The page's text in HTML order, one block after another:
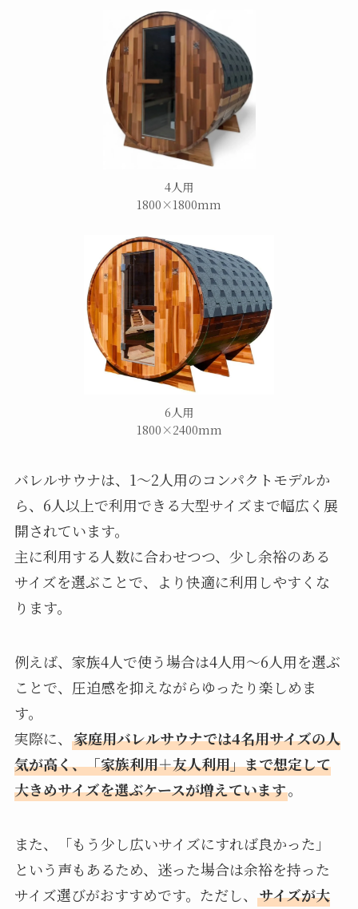
4人用
1800×1800mm
6人用
1800×2400mm
バレルサウナは、1〜2人用のコンパクトモデルか
ら、6人以上で利用できる大型サイズまで幅広く展
開されています。
主に利用する人数に合わせつつ、少し余裕のある
サイズを選ぶことで、より快適に利用しやすくな
ります。
例えば、家族4人で使う場合は4人用〜6人用を選ぶ
ことで、圧迫感を抑えながらゆったり楽しめま
す。
実際に、 家庭用バレルサウナでは4名用サイズの人
気が高く、「家族利用＋友人利用」まで想定して
大きめサイズを選ぶケースが増えています。
また、「もう少し広いサイズにすれば良かった」
という声もあるため、迷った場合は余裕を持った
サイズ選びがおすすめです。ただし、 サイズが大